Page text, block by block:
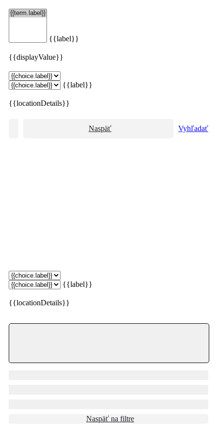
{{label}}
{{displayValue}}
{{label}}
{{locationDetails}}
Vyhľadať
Naspäť
{{label}}
{{locationDetails}}
Naspäť na filtre